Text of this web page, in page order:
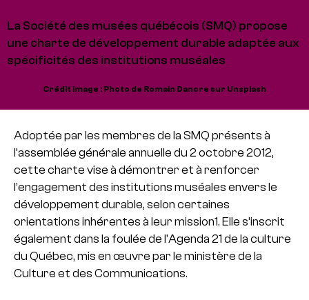
La Société des musées québécois (SMQ) propose
une charte de développement durable adaptée aux
spécificités des institutions muséales
Crédit image : Photo de Romain Dancre sur Unsplash
Adoptée par les membres de la SMQ présents à
l’assemblée générale annuelle du 2 octobre 2012,
cette charte vise à démontrer et à renforcer
l’engagement des institutions muséales envers le
développement durable, selon certaines
orientations inhérentes à leur mission1. Elle s’inscrit
également dans la foulée de l’Agenda 21 de la culture
du Québec, mis en œuvre par le ministère de la
Culture et des Communications.